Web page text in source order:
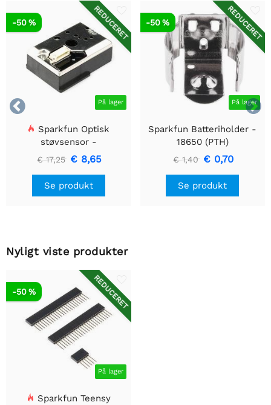


REDUCERET
På lager
-50 %
Sparkfun Optisk
støvsensor -
GP2Y1010AU0F
€ 17,25 € 8,65
Se produkt
REDUCERET
På lager
-50 %
Sparkfun Batteriholder -
18650 (PTH)
€ 1,40 € 0,70
Se produkt
Nyligt viste produkter
REDUCERET
På lager
-50 %
Sparkfun Teensy